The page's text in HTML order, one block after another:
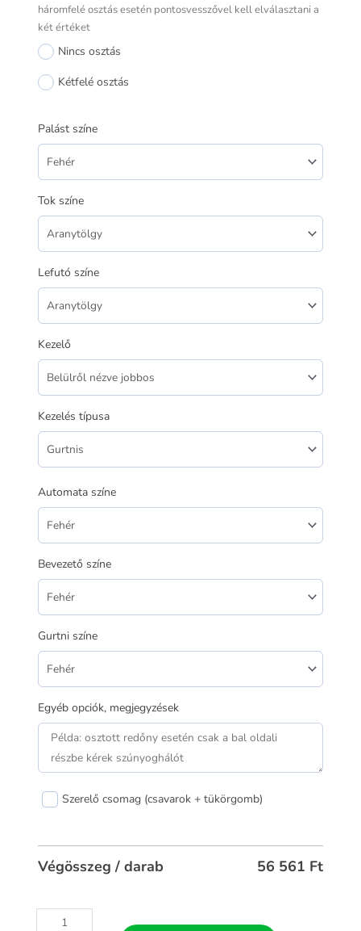
háromfelé osztás esetén pontosvesszővel kell elválasztani a
két értéket
Nincs osztás
Kétfelé osztás
Palást színe
Tok színe
Lefutó színe
Kezelő
Kezelés típusa
Automata színe
Bevezető színe
Gurtni színe
Egyéb opciók, megjegyzések
Szerelő csomag (csavarok + tükörgomb)
Végösszeg / darab 56 561 Ft